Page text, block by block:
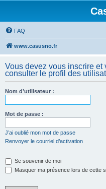
FAQ
www.casusno.fr
Vous devez vous inscrire
consulter le profil des
Nom d’utilisateur :
Mot de passe :
J’ai oublié mon mot de passe
Renvoyer le courriel d’activation
Se souvenir de moi
Masquer ma présence lors de cette